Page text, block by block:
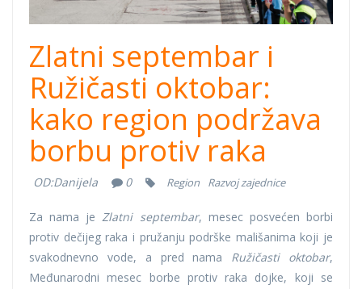
Zlatni septembar i
Ružičasti oktobar:
kako region podržava
borbu protiv raka
OD:Danijela 0 Region Razvoj zajednice
Za nama jeZlatni septembar, mesec posvećen borbi
protiv dečijeg raka i pružanju podrške mališanima koji je
svakodnevno vode, a pred nama Ružičasti oktobar,
Međunarodni mesec borbe protiv raka dojke, koji se